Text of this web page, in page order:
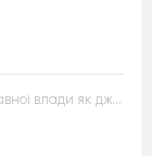
Акти Кабінету Міністрів та інших органів державної влади як джерела конституційного права